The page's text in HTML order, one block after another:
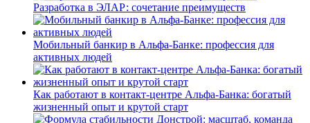
Разработка в ЭЛАР: сочетание преимуществ
Мобильный банкир в Альфа-Банке: профессия для
активных людей
Как работают в контакт-центре Альфа-Банка: богатый
жизненный опыт и крутой старт